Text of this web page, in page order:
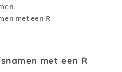
met een R
met een R